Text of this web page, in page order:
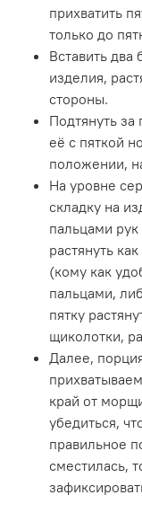
прихватить
только до
Вставить два
изделия,
стороны.
Подтянуть за
её с пяткой
положении,
На уровне
складку на
пальцами рук
растянуть
(кому как
пальцами,
пятку
щиколотки,
Далее,
край от
убедиться,
правильное
сместилась,